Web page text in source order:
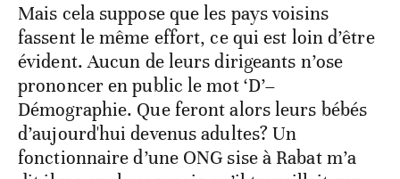
Mais cela suppose que les pays voisins
fassent le même effort, ce qui est loin d’être
évident. Aucun de leurs dirigeants n’ose
prononcer en public le mot ‘D’–
Démographie. Que feront alors leurs bébés
d’aujourd'hui devenus adultes? Un
fonctionnaire d’une ONG sise à Rabat m’a